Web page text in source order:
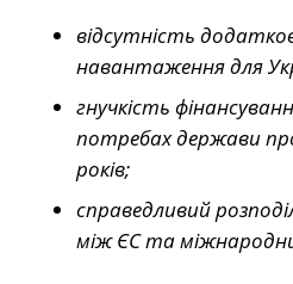
відсутність
навантаження для
гнучкість
потребах держави
років;
справедливий
між ЄС та